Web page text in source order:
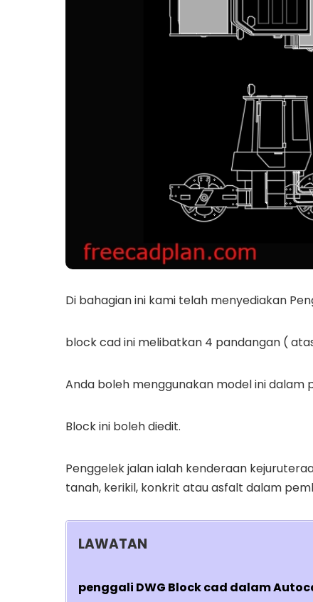
Di bahagian ini kami telah menyediakan
block cad ini melibatkan 4 pandangan (
Anda boleh menggunakan model ini dalam
Block ini boleh diedit.
Penggelek jalan ialah kenderaan
tanah, kerikil, konkrit atau asfalt dalam
LAWATAN
penggali DWG Block cad dalam